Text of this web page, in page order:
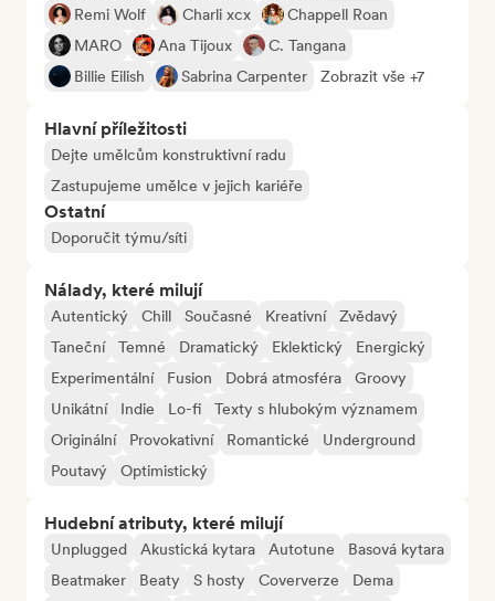
Remi Wolf Charli xcx
Chappell Roan
MARO
Ana Tijoux
C. Tangana
Billie Eilish
Sabrina Carpenter Zobrazit vše +7
Hlavní příležitosti
Dejte umělcům konstruktivní radu
Zastupujeme umělce v jejich kariéře
Ostatní
Doporučit týmu/síti
Nálady, které milují
Autentický Chill Současné Kreativní
Zvědavý
Taneční
Temné Dramatický Eklektický
Energický
Experimentální
Fusion Dobrá atmosféra
Groovy
Unikátní
Indie Lo-fi
Texty s hlubokým významem
Originální
Provokativní Romantické
Underground
Poutavý
Optimistický
Hudební atributy, které milují
Unplugged Akustická kytara Autotune
Basová kytara
Beatmaker
Beaty S hosty Coververze
Dema